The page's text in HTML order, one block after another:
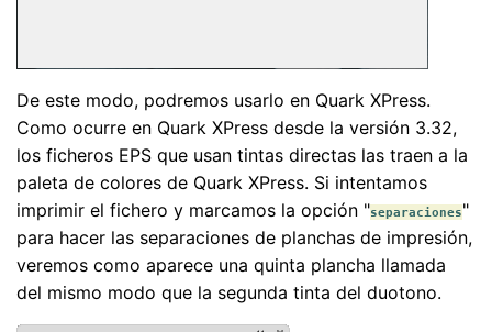
De este modo, podremos usarlo en Quark XPress.
Como ocurre en Quark XPress desde la versión 3.32,
los ficheros EPS que usan tintas directas las traen a la
paleta de colores de Quark XPress. Si intentamos
imprimir el fichero y marcamos la opción "separaciones"
para hacer las separaciones de planchas de impresión,
veremos como aparece una quinta plancha llamada
del mismo modo que la segunda tinta del duotono.